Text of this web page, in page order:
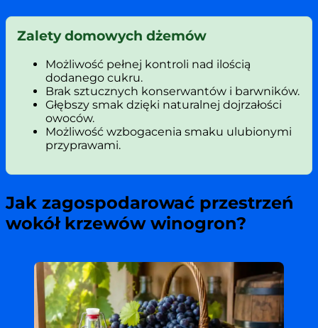
Zalety domowych dżemów
Możliwość pełnej kontroli nad ilością
dodanego cukru.
Brak sztucznych konserwantów i barwników.
Głębszy smak dzięki naturalnej dojrzałości
owoców.
Możliwość wzbogacenia smaku ulubionymi
przyprawami.
Jak zagospodarować przestrzeń
wokół krzewów winogron?